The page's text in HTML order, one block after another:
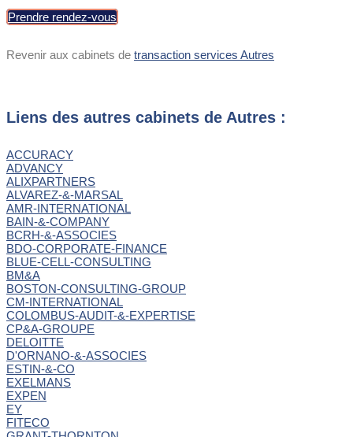
Prendre rendez-vous
Revenir aux cabinets de transaction services Autres
Liens des autres cabinets de Autres :
ACCURACY
ADVANCY
ALIXPARTNERS
ALVAREZ-&-MARSAL
AMR-INTERNATIONAL
BAIN-&-COMPANY
BCRH-&-ASSOCIES
BDO-CORPORATE-FINANCE
BLUE-CELL-CONSULTING
BM&A
BOSTON-CONSULTING-GROUP
CM-INTERNATIONAL
COLOMBUS-AUDIT-&-EXPERTISE
CP&A-GROUPE
DELOITTE
D'ORNANO-&-ASSOCIES
ESTIN-&-CO
EXELMANS
EXPEN
EY
FITECO